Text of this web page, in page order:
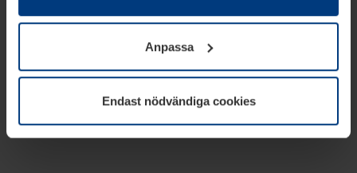
godkännande kan du när som helst ändra eller återkalla i
informationen om kakor underDataskyddsförklaring
vår webbplats.
Anpassa
Endast nödvändiga cookies